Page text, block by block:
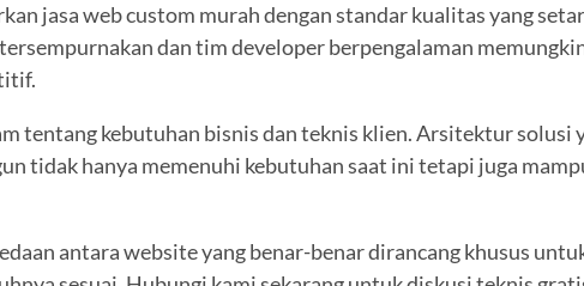
jasa web custom murah dengan standar kualitas yang
dan tim developer berpengalaman
tentang kebutuhan bisnis dan teknis klien. Arsitektur solusi
tidak hanya memenuhi kebutuhan saat ini tetapi juga
antara website yang benar-benar dirancang khusus